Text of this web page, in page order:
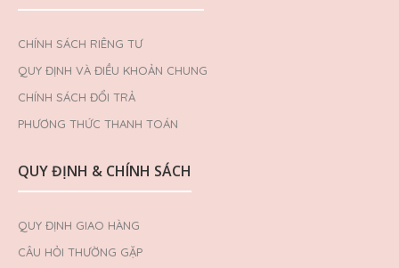
CHÍNH SÁCH RIÊNG TƯ
QUY ĐỊNH VÀ ĐIỀU KHOẢN CHUNG
CHÍNH SÁCH ĐỔI TRẢ
PHƯƠNG THỨC THANH TOÁN
QUY ĐỊNH & CHÍNH SÁCH
QUY ĐỊNH GIAO HÀNG
CÂU HỎI THƯỜNG GẶP